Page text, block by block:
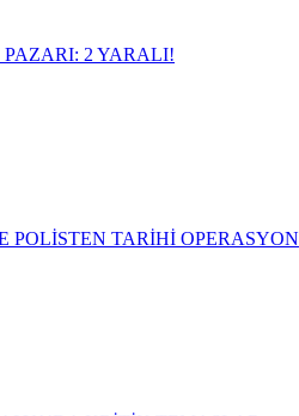
2 YARALI!
POLİSTEN TARİHİ OPERASYON